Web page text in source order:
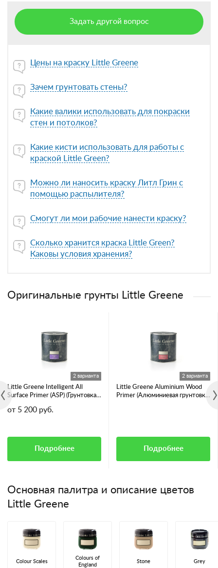
Задать другой вопрос
Цены на краску Little Greene
Зачем грунтовать стены?
Какие валики использовать для покраски
стен и потолков?
Какие кисти использовать для работы с
краской Little Green?
Можно ли наносить краску Литл Грин с
помощью распылителя?
Смогут ли мои рабочие нанести краску?
Сколько хранится краска Little Green?
Каковы условия хранения?
Оригинальные грунты Little Greene
2 варианта
Little Greene Intelligent All
Surface Primer (ASP) (Грунтовка
от 5 200 руб.
Подробнее
2 варианта
Little Greene Aluminium Wood
Primer (Алюминиевая грунтовка
Подробнее
Основная палитра и описание цветов
Little Greene
Colour Scales
Colours of
England
Stone Grey